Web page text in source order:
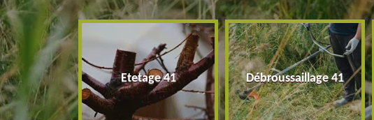
41 Etetage 41 Débroussaillage 41